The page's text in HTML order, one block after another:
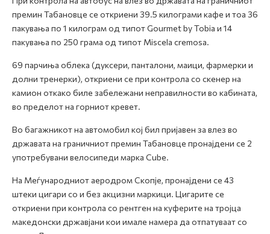
премин Табановце се откриени 39.5 килограми кафе и тоа 36
пакувања по 1 килограм од типот Gourmet by Tobia и 14
пакувања по 250 грама од типот Miscela cremosa.
69 парчиња облека (дуксери, панталони, маици, фармерки и
долни тренерки), откриени се при контрола со скенер на
камион откако биле забележани неправилности во кабината,
во пределот на горниот кревет.
Во багажникот на автомобил кој бил пријавен за влез во
државата на граничниот премин Табановце пронајдени се 2
употребувани велосипеди марка Cube.
На Меѓународниот аеродром Скопје, пронајдени се 43
штеки цигари со и без акцизни маркици. Цигарите се
откриени при контрола со рентген на куферите на тројца
македонски државјани кои имале намера да отпатуваат со